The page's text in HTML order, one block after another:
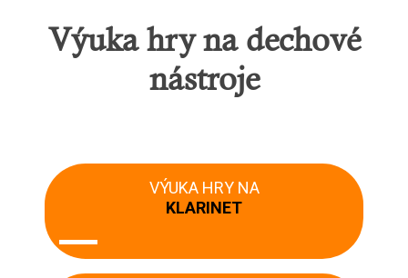
Výuka hry na dechové
nástroje
VÝUKA HRY NA
KLARINET